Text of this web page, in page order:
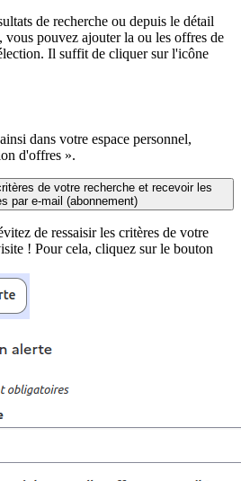
de recherche ou depuis le détail
vous pouvez ajouter la ou les offres de
Il suffit de cliquer sur l'icône
dans votre espace personnel,
d'offres ».
de votre recherche et recevoir les
par e-mail (abonnement)
de ressaisir les critères de votre
! Pour cela, cliquez sur le bouton